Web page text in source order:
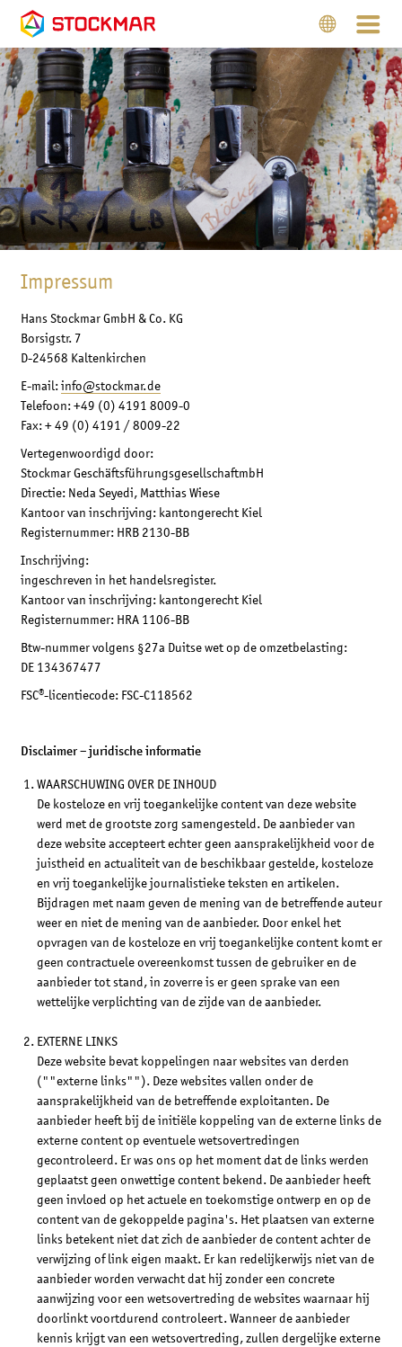
Impressum
Hans Stockmar GmbH & Co. KG
Borsigstr. 7
D-24568 Kaltenkirchen
E-mail:info@stockmar.de
Telefoon: +49 (0) 4191 8009-0
Fax: + 49 (0) 4191 / 8009-22
Vertegenwoordigd door:
Stockmar GeschäftsführungsgesellschaftmbH
Directie: Neda Seyedi, Matthias Wiese
Kantoor van inschrijving: kantongerecht Kiel
Registernummer: HRB 2130-BB
Inschrijving:
ingeschreven in het handelsregister.
Kantoor van inschrijving: kantongerecht Kiel
Registernummer: HRA 1106-BB
Btw-nummer volgens §27a Duitse wet op de omzetbelasting:
DE 134367477
FSC®-licentiecode: FSC-C118562
Disclaimer – juridische informatie
WAARSCHUWING OVER DE INHOUD
De kosteloze en vrij toegankelijke content van deze website
werd met de grootste zorg samengesteld. De aanbieder van
deze website accepteert echter geen aansprakelijkheid voor de
juistheid en actualiteit van de beschikbaar gestelde, kosteloze
en vrij toegankelijke journalistieke teksten en artikelen.
Bijdragen met naam geven de mening van de betreffende auteur
weer en niet de mening van de aanbieder. Door enkel het
opvragen van de kosteloze en vrij toegankelijke content komt er
geen contractuele overeenkomst tussen de gebruiker en de
aanbieder tot stand, in zoverre is er geen sprake van een
wettelijke verplichting van de zijde van de aanbieder.
EXTERNE LINKS
Deze website bevat koppelingen naar websites van derden
(""externe links""). Deze websites vallen onder de
aansprakelijkheid van de betreffende exploitanten. De
aanbieder heeft bij de initiële koppeling van de externe links de
externe content op eventuele wetsovertredingen
gecontroleerd. Er was ons op het moment dat de links werden
geplaatst geen onwettige content bekend. De aanbieder heeft
geen invloed op het actuele en toekomstige ontwerp en op de
content van de gekoppelde pagina's. Het plaatsen van externe
links betekent niet dat zich de aanbieder de content achter de
verwijzing of link eigen maakt. Er kan redelijkerwijs niet van de
aanbieder worden verwacht dat hij zonder een concrete
aanwijzing voor een wetsovertreding de websites waarnaar hij
doorlinkt voortdurend controleert. Wanneer de aanbieder
kennis krijgt van een wetsovertreding, zullen dergelijke externe